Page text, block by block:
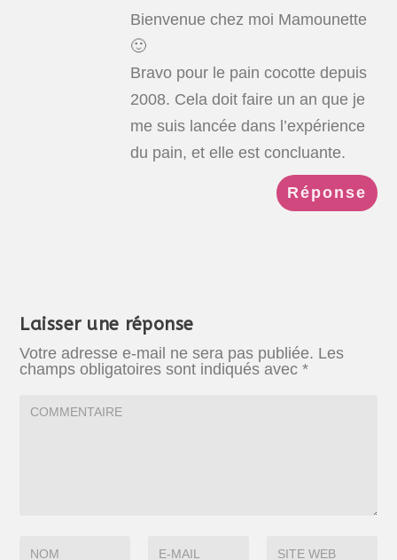
Bienvenue chez moi Mamounette
🙂
Bravo pour le pain cocotte depuis
2008. Cela doit faire un an que je
me suis lancée dans l’expérience
du pain, et elle est concluante.
Réponse
Laisser une réponse
Votre adresse e-mail ne sera pas publiée. Les
champs obligatoires sont indiqués avec*